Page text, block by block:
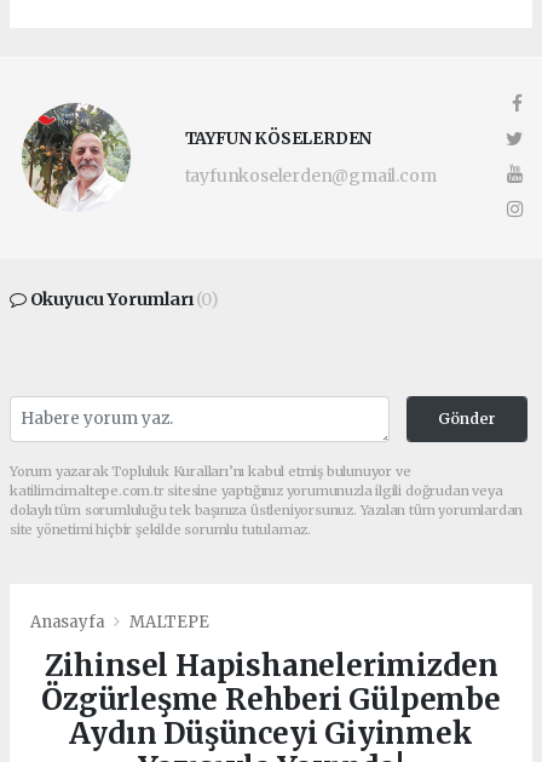
TAYFUN KÖSELERDEN
tayfunkoselerden@gmail.com
Okuyucu Yorumları(0)
Gönder
Yorum yazarak Topluluk Kuralları’nı kabul etmiş bulunuyor ve
katilimcimaltepe.com.tr sitesine yaptığınız yorumunuzla ilgili doğrudan veya
dolaylı tüm sorumluluğu tek başınıza üstleniyorsunuz. Yazılan tüm yorumlardan
site yönetimi hiçbir şekilde sorumlu tutulamaz.
Anasayfa MALTEPE
Zihinsel Hapishanelerimizden
Özgürleşme Rehberi Gülpembe
Aydın Düşünceyi Giyinmek